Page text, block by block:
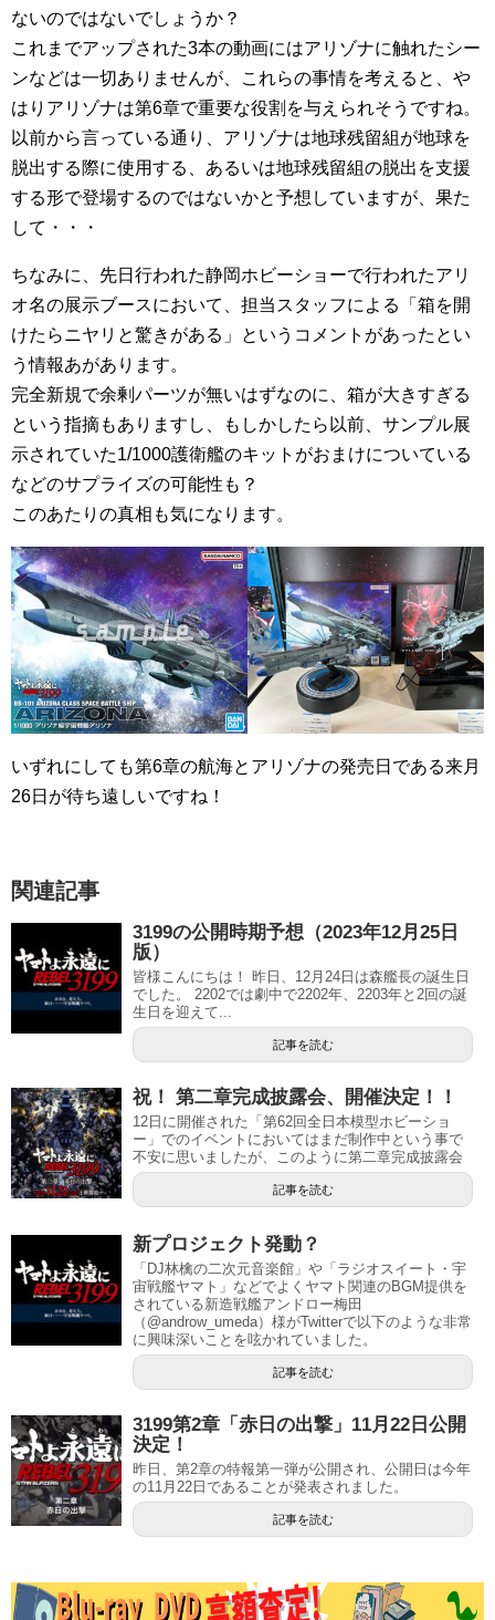
ないのではないでしょうか？
これまでアップされた3本の動画にはアリゾナに触れたシー
ンなどは一切ありませんが、これらの事情を考えると、や
はりアリゾナは第6章で重要な役割を与えられそうですね。
以前から言っている通り、アリゾナは地球残留組が地球を
脱出する際に使用する、あるいは地球残留組の脱出を支援
する形で登場するのではないかと予想していますが、果た
して・・・
ちなみに、先日行われた静岡ホビーショーで行われたアリ
オ名の展示ブースにおいて、担当スタッフによる「箱を開
けたらニヤリと驚きがある」というコメントがあったとい
う情報あがあります。
完全新規で余剰パーツが無いはずなのに、箱が大きすぎる
という指摘もありますし、もしかしたら以前、サンプル展
示されていた1/1000護衛艦のキットがおまけについている
などのサプライズの可能性も？
このあたりの真相も気になります。
いずれにしても第6章の航海とアリゾナの発売日である来月
26日が待ち遠しいですね！
関連記事
3199の公開時期予想（2023年12月25日
版）
皆様こんにちは！ 昨日、12月24日は森艦長の誕生日
でした。 2202では劇中で2202年、2203年と2回の誕
生日を迎えて...
記事を読む
祝！ 第二章完成披露会、開催決定！！
12日に開催された「第62回全日本模型ホビーショ
ー」でのイベントにおいてはまだ制作中という事で
不安に思いましたが、このように第二章完成披露会
記事を読む
新プロジェクト発動？
「DJ林檎の二次元音楽館」や「ラジオスイート・宇
宙戦艦ヤマト」などでよくヤマト関連のBGM提供を
されている新造戦艦アンドロー梅田
（@androw_umeda）様がTwitterで以下のような非常
に興味深いことを呟かれていました。
記事を読む
3199第2章「赤日の出撃」11月22日公開
決定！
昨日、第2章の特報第一弾が公開され、公開日は今年
の11月22日であることが発表されました。
記事を読む